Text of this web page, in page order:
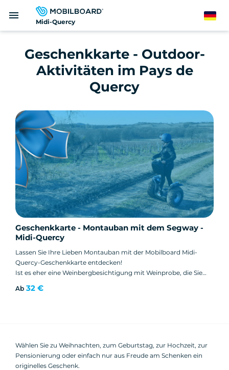
zum
Midi-Quercy
menu German
Geschenkkarte - Outdoor-
Aktivitäten im Pays de
Quercy
Geschenkkarte - Montauban mit dem Segway -
Midi-Quercy
Lassen Sie Ihre Lieben Montauban mit der Mobilboard Midi-
Quercy-Geschenkkarte entdecken!
Ist es eher eine Weinbergbesichtigung mit Weinprobe, die Sie
Vielleicht eine Fahrt durch eines der schönsten Dörfer
Ab 32 €
Wählen Sie zu Weihnachten, zum Geburtstag, zur Hochzeit, zur
Pensionierung oder einfach nur aus Freude am Schenken ein
originelles Geschenk.